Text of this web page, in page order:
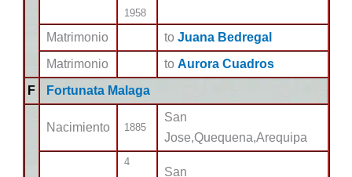
1958
Matrimonio to Juana Bedregal
Matrimonio
to Aurora Cuadros
F
Fortunata Malaga
Nacimiento 1885
San
Jose,Quequena,Arequipa
4
San